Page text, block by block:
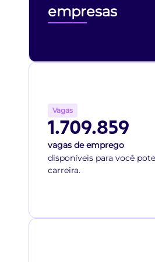
empresas
Vagas
1.709.859
vagas de emprego
disponíveis para você
carreira.